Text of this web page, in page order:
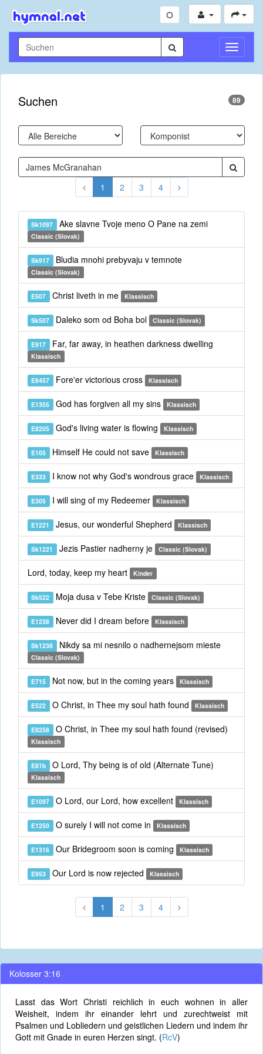
Suchen 89
1 2 3 4
Sk1097 Ake slavne Tvoje meno O Pane na zemi
Classic (Slovak)
Sk917 Bludia mnohi prebyvaju v temnote
Classic (Slovak)
E507 Christ liveth in me Klassisch
Sk507 Daleko som od Boha bol Classic (Slovak)
E917 Far, far away, in heathen darkness dwelling
Klassisch
E8457 Fore'er victorious cross Klassisch
E1355 God has forgiven all my sins Klassisch
E8205 God's living water is flowing Klassisch
E105 Himself He could not save Klassisch
E333 I know not why God's wondrous grace Klassisch
E305 I will sing of my Redeemer Klassisch
E1221 Jesus, our wonderful Shepherd Klassisch
Sk1221 Jezis Pastier nadherny je Classic (Slovak)
Lord, today, keep my heart Kinder
Sk522 Moja dusa v Tebe Kriste Classic (Slovak)
E1238 Never did I dream before Klassisch
Sk1238 Nikdy sa mi nesnilo o nadhernejsom mieste
Classic (Slovak)
E715 Not now, but in the coming years Klassisch
E522 O Christ, in Thee my soul hath found Klassisch
E8258 O Christ, in Thee my soul hath found (revised)
Klassisch
E81b O Lord, Thy being is of old (Alternate Tune)
Klassisch
E1097 O Lord, our Lord, how excellent Klassisch
E1250 O surely I will not come in Klassisch
E1316 Our Bridegroom soon is coming Klassisch
E953 Our Lord is now rejected Klassisch
1 2 3 4
Kolosser 3:16
Lasst das Wort Christi reichlich in euch wohnen in aller
Weisheit, indem ihr einander lehrt und zurechtweist mit
Psalmen und Lobliedern und geistlichen Liedern und indem ihr
Gott mit Gnade in euren Herzen singt. (RcV)